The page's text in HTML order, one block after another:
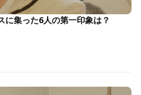
に集った6人の第一印象は？